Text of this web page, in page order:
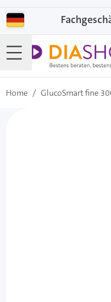
Home / GlucoSmart fine